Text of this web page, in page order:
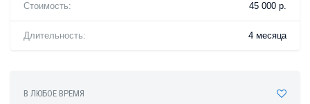
Стоимость: 45 000 р.
Длительность: 4 месяца
В ЛЮБОЕ ВРЕМЯ